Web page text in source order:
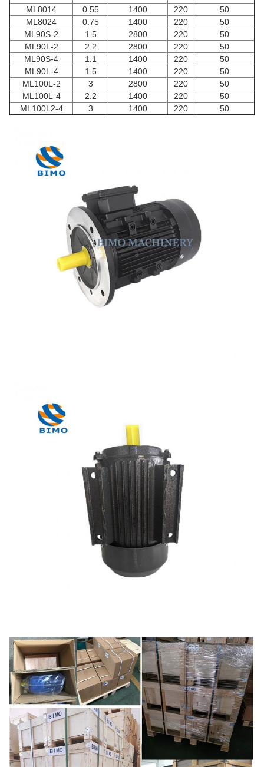
ML8014
0.55 1400 220
50
ML8024
0.75 1400 220
50
ML90S-2
1.5 2800 220
50
ML90L-2
2.2 2800 220
50
ML90S-4
1.1 1400 220
50
ML90L-4
1.5 1400 220
50
ML100L-2
3 2800 220
50
ML100L-4
2.2 1400 220
50
ML100L2-4
3 1400 220 50